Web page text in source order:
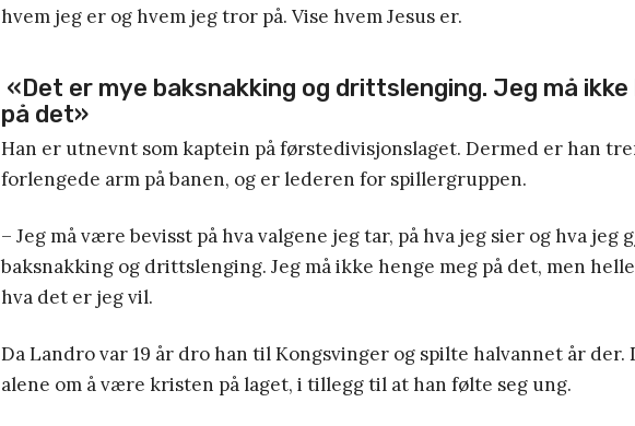
hvem jeg er og hvem jeg tror på. Vise hvem Jesus er.
«Det er mye baksnakking og drittslenging. Jeg må ikke
på det»
Han er utnevnt som kaptein på førstedivisjonslaget. Dermed er han
forlengede arm på banen, og er lederen for spillergruppen.
– Jeg må være bevisst på hva valgene jeg tar, på hva jeg sier og hva jeg
baksnakking og drittslenging. Jeg må ikke henge meg på det, men
hva det er jeg vil.
Da Landro var 19 år dro han til Kongsvinger og spilte halvannet år der.
alene om å være kristen på laget, i tillegg til at han følte seg ung.